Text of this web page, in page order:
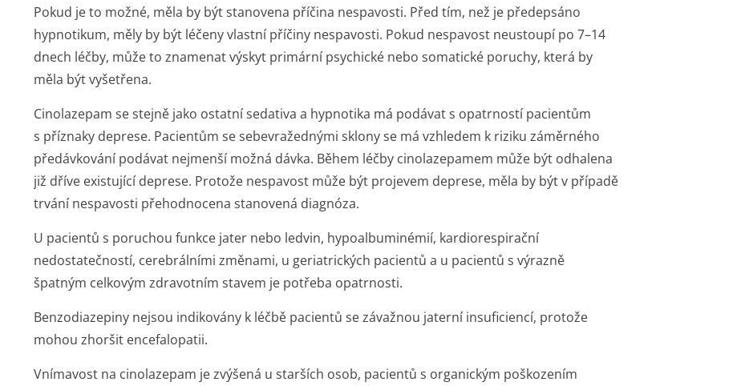
Pokud je to možné, měla by být stanovena příčina nespavosti. Před tím, než je předepsáno
hypnotikum, měly by být léčeny vlastní příčiny nespavosti. Pokud nespavost neustoupí po 7–14
dnech léčby, může to znamenat výskyt primární psychické nebo somatické poruchy, která by
měla být vyšetřena.
Cinolazepam se stejně jako ostatní sedativa a hypnotika má podávat s opatrností pacientům
s příznaky deprese. Pacientům se sebevražednými sklony se má vzhledem k riziku záměrného
předávkování podávat nejmenší možná dávka. Během léčby cinolazepamem může být odhalena
již dříve existující deprese. Protože nespavost může být projevem deprese, měla by být v případě
trvání nespavosti přehodnocena stanovená diagnóza.
U pacientů s poruchou funkce jater nebo ledvin, hypoalbuminémií, kardiorespirační
nedostatečností, cerebrálními změnami, u geriatrických pacientů a u pacientů s výrazně
špatným celkovým zdravotním stavem je potřeba opatrnosti.
Benzodiazepiny nejsou indikovány k léčbě pacientů se závažnou jaterní insuficiencí, protože
mohou zhoršit encefalopatii.
Vnímavost na cinolazepam je zvýšená u starších osob, pacientů s organickým poškozením